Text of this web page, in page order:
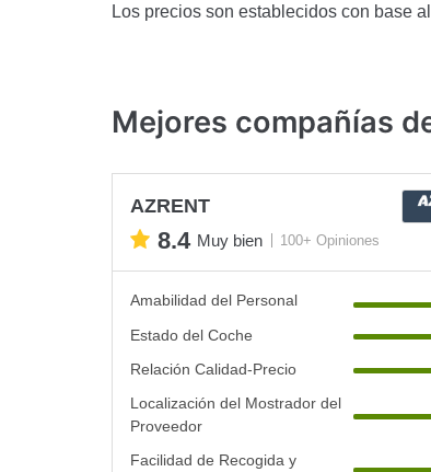
Los precios son establecidos con base
Mejores compañías
AZRENT
8.4 Muy bien 100+ Opiniones
Amabilidad del Personal
Estado del Coche
Relación Calidad-Precio
Localización del Mostrador del
Proveedor
Facilidad de Recogida y